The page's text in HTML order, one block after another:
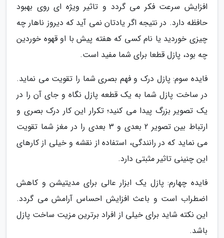
افزایش سرعت فکر می گردد و تاثیر ویژه ای روی بهبود
حافظه دارد. در نتیجه اگر یادتان نمی آید که دیروز ناهار چه
چیزی خوردید یا نام کسی که هفته پیش با او قهوه خوردین
چه بود، پازل قطعا برای شما مفید است.
فایده سوم: پازل درک و فهم بصری شما را تقویت می نماید.
در ساخت پازل شما به یک قطعه پازل نگاه و جای آن را در
یک تصویر بزرگ پیدا می کنید؛ تکرار این کار درک بصری و
ارتباط بین تصویر 2 بعدی و 3 بعدی را در مغز شما تقویت
می نماید که در رانندگی، استفاده از نقشه و خیلی از کارهای
این چنینی تاثیر مثبتی دارد.
فایده چهارم: پازل یک ابزار عالی برای مدیتیشن و کاهش
اضطراب است و باعث افزایش احساس آرامش می گردد.
این نکته شاید برای خیلی از افراد برترین مزیت ساخت پازل
باشد.